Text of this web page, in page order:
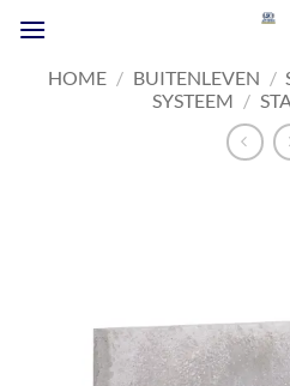
naar
inhoudHOME / BUITENLEVEN /
SYSTEEM /